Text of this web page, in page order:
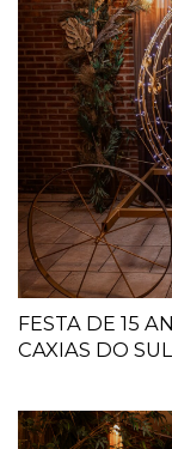
FESTA DE 15
CAXIAS DO SUL